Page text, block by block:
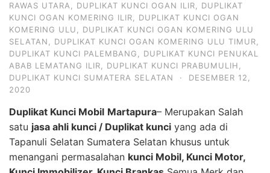
RAWAS UTARA, DUPLIKAT KUNCI OGAN ILIR, DUPLIKAT
KUNCI OGAN KOMERING ILIR, DUPLIKAT KUNCI OGAN
KOMERING ULU, DUPLIKAT KUNCI OGAN KOMERING ULU
SELATAN, DUPLIKAT KUNCI OGAN KOMERING ULU TIMUR,
DUPLIKAT KUNCI PALEMBANG, DUPLIKAT KUNCI PENUKAL
ABAB LEMATANG ILIR, DUPLIKAT KUNCI PRABUMULIH,
DUPLIKAT KUNCI SUMATERA SELATAN
·
DESEMBER 12,
2020
Duplikat Kunci Mobil Martapura– Merupakan Salah
satu jasa ahli kunci / Duplikat kunci yang ada di
Tapanuli Selatan Sumatera Selatan khusus untuk
menangani permasalahan kunci Mobil, Kunci Motor,